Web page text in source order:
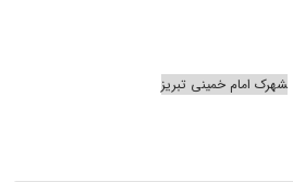
شهرک امام خمینی تبریز